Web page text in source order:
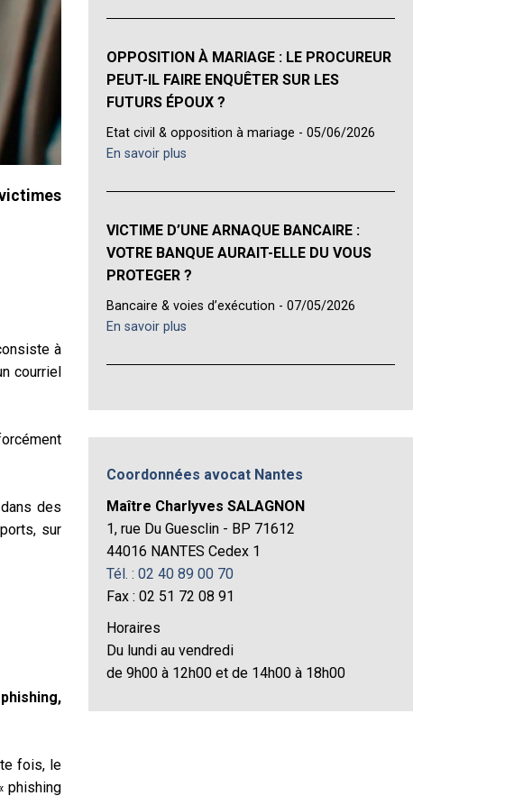
à
courriel
des
sur
fois, le
phishing
OPPOSITION À MARIAGE : LE PROCUREUR
PEUT-IL FAIRE ENQUÊTER SUR LES
FUTURS ÉPOUX ?
Etat civil & opposition à mariage - 05/06/2026
En savoir plus
VICTIME D’UNE ARNAQUE BANCAIRE :
VOTRE BANQUE AURAIT-ELLE DU VOUS
PROTEGER ?
Bancaire & voies d’exécution - 07/05/2026
En savoir plus
Coordonnées avocat Nantes
Maître Charlyves SALAGNON
1, rue Du Guesclin - BP 71612
44016 NANTES Cedex 1
Tél. : 02 40 89 00 70
Fax : 02 51 72 08 91
Horaires
Du lundi au vendredi
de 9h00 à 12h00 et de 14h00 à 18h00